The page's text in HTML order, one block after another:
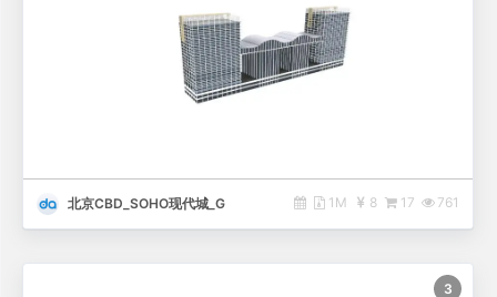
北京CBD_SOHO现代城_G 1M 8 17 761
3